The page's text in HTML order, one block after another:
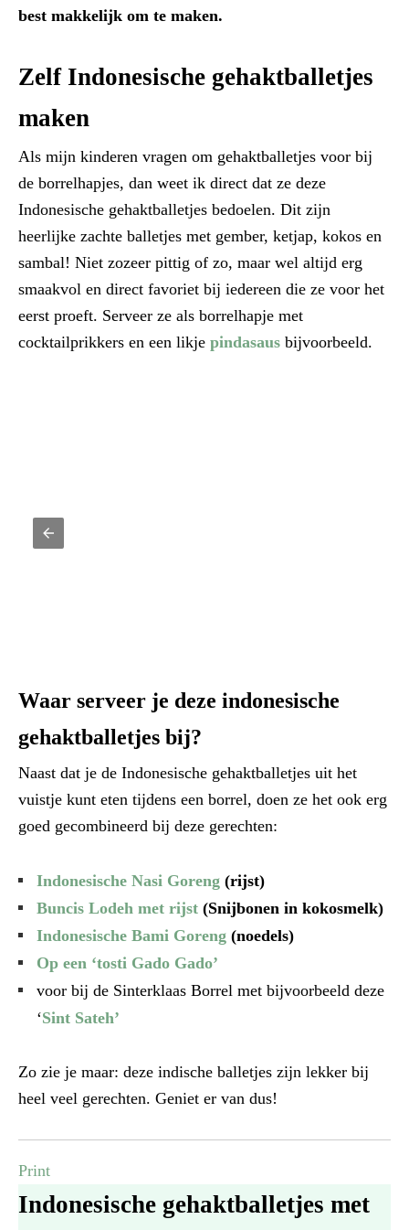
best makkelijk om te maken.
Zelf Indonesische gehaktballetjes
maken
Als mijn kinderen vragen om gehaktballetjes voor bij
de borrelhapjes, dan weet ik direct dat ze deze
Indonesische gehaktballetjes bedoelen. Dit zijn
heerlijke zachte balletjes met gember, ketjap, kokos en
sambal! Niet zozeer pittig of zo, maar wel altijd erg
smaakvol en direct favoriet bij iedereen die ze voor het
eerst proeft. Serveer ze als borrelhapje met
cocktailprikkers en een likje pindasaus bijvoorbeeld.
Waar serveer je deze indonesische
gehaktballetjes bij?
Naast dat je de Indonesische gehaktballetjes uit het
vuistje kunt eten tijdens een borrel, doen ze het ook erg
goed gecombineerd bij deze gerechten:
Indonesische Nasi Goreng (rijst)
Buncis Lodeh met rijst (Snijbonen in kokosmelk)
Indonesische Bami Goreng (noedels)
Op een ‘tosti Gado Gado’
voor bij de Sinterklaas Borrel met bijvoorbeeld deze
‘Sint Sateh’
Zo zie je maar: deze indische balletjes zijn lekker bij
heel veel gerechten. Geniet er van dus!
Print
Indonesische gehaktballetjes met